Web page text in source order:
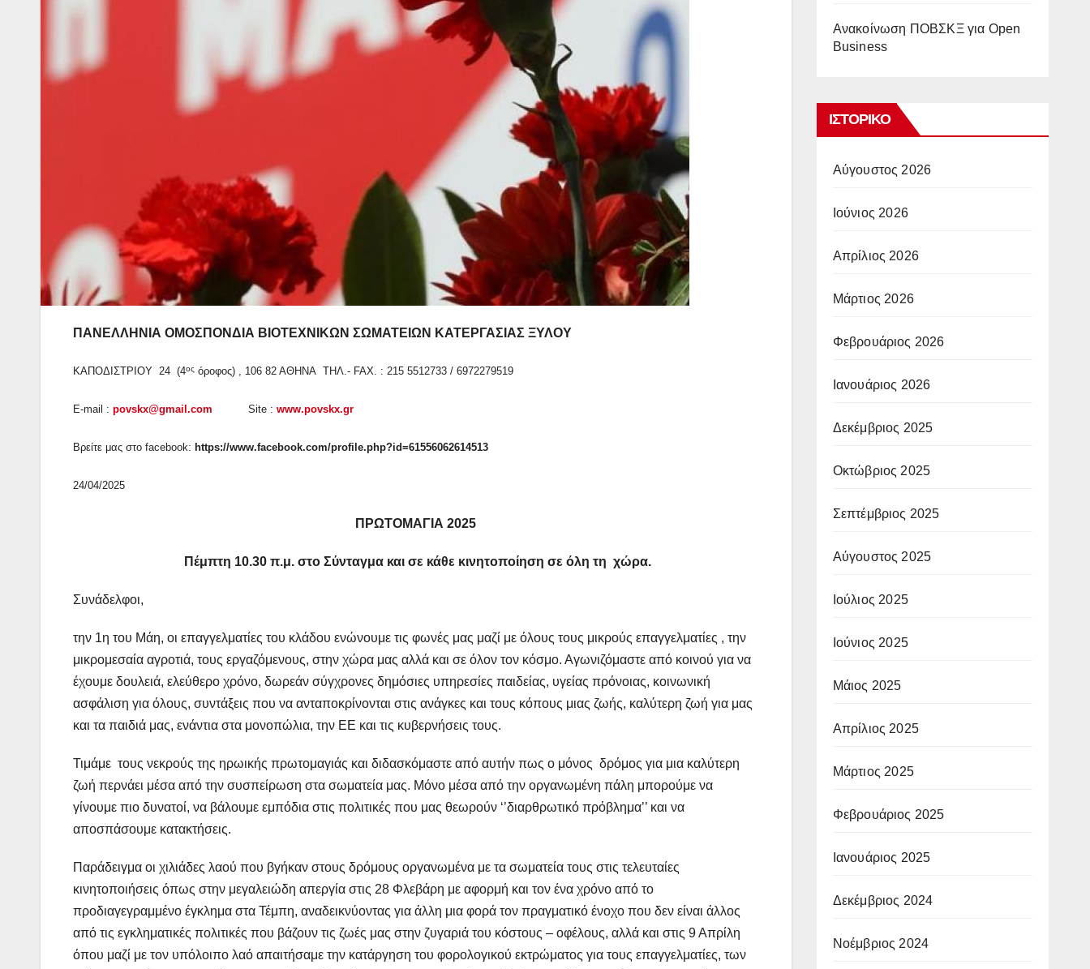
ΠΑΝΕΛΛΗΝΙΑ ΟΜΟΣΠΟΝΔΙΑ ΒΙΟΤΕΧΝΙΚΩΝ ΣΩΜΑΤΕΙΩΝ ΚΑΤΕΡΓΑΣΙΑΣ ΞΥΛΟΥ
ΚΑΠΟΔΙΣΤΡΙΟΥ 24 (4ος όροφος) , 106 82 ΑΘΗΝΑ ΤΗΛ.- FAX. : 215 5512733 / 6972279519
E-mail : povskx@gmail.com Site : www.povskx.gr
Βρείτε μας στο facebook: https://www.facebook.com/profile.php?id=61556062614513
24/04/2025
ΠΡΩΤΟΜΑΓΙΑ 2025
Πέμπτη 10.30 π.μ. στο Σύνταγμα και σε κάθε κινητοποίηση σε όλη τη χώρα.
Συνάδελφοι,
την 1η του Μάη, οι επαγγελματίες του κλάδου ενώνουμε τις φωνές μας μαζί με όλους τους μικρούς επαγγελματίες , την
μικρομεσαία αγροτιά, τους εργαζόμενους, στην χώρα μας αλλά και σε όλον τον κόσμο. Αγωνιζόμαστε από κοινού για να
έχουμε δουλειά, ελεύθερο χρόνο, δωρεάν σύγχρονες δημόσιες υπηρεσίες παιδείας, υγείας πρόνοιας, κοινωνική
ασφάλιση για όλους, συντάξεις που να ανταποκρίνονται στις ανάγκες και τους κόπους μιας ζωής, καλύτερη ζωή για μας
και τα παιδιά μας, ενάντια στα μονοπώλια, την ΕΕ και τις κυβερνήσεις τους.
Τιμάμε τους νεκρούς της ηρωικής πρωτομαγιάς και διδασκόμαστε από αυτήν πως ο μόνος δρόμος για μια καλύτερη
ζωή περνάει μέσα από την συσπείρωση στα σωματεία μας. Μόνο μέσα από την οργανωμένη πάλη μπορούμε να
γίνουμε πιο δυνατοί, να βάλουμε εμπόδια στις πολιτικές που μας θεωρούν ‘’διαρθρωτικό πρόβλημα’’ και να
αποσπάσουμε κατακτήσεις.
Παράδειγμα οι χιλιάδες λαού που βγήκαν στους δρόμους οργανωμένα με τα σωματεία τους στις τελευταίες
κινητοποιήσεις όπως στην μεγαλειώδη απεργία στις 28 Φλεβάρη με αφορμή και τον ένα χρόνο από το
προδιαγεγραμμένο έγκλημα στα Τέμπη, αναδεικνύοντας για άλλη μια φορά τον πραγματικό ένοχο που δεν είναι άλλος
από τις εγκληματικές πολιτικές που βάζουν τις ζωές μας στην ζυγαριά του κόστους – οφέλους, αλλά και στις 9 Απρίλη
όπου μαζί με τον υπόλοιπο λαό απαιτήσαμε την κατάργηση του φορολογικού εκτρώματος για τους επαγγελματίες, των
Ανακοίνωση ΠΟΒΣΚΞ για Open
Business
ΙΣΤΟΡΙΚΌ
Αύγουστος 2026
Ιούνιος 2026
Απρίλιος 2026
Μάρτιος 2026
Φεβρουάριος 2026
Ιανουάριος 2026
Δεκέμβριος 2025
Οκτώβριος 2025
Σεπτέμβριος 2025
Αύγουστος 2025
Ιούλιος 2025
Ιούνιος 2025
Μάιος 2025
Απρίλιος 2025
Μάρτιος 2025
Φεβρουάριος 2025
Ιανουάριος 2025
Δεκέμβριος 2024
Νοέμβριος 2024